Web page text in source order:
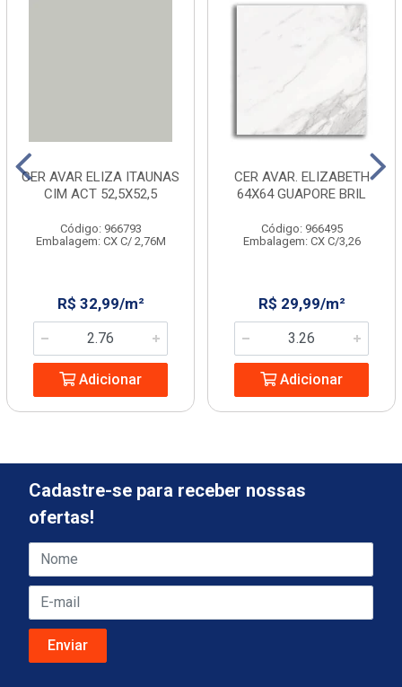
CER AVAR ELIZA ITAUNAS
CIM ACT 52,5X52,5
Código: 966793
Embalagem: CX C/ 2,76M
R$ 32,99/m²
Adicionar
CER AVAR. ELIZABETH
64X64 GUAPORE BRIL
Código: 966495
Embalagem: CX C/3,26
R$ 29,99/m²
Adicionar
Cadastre-se para receber nossas
ofertas!